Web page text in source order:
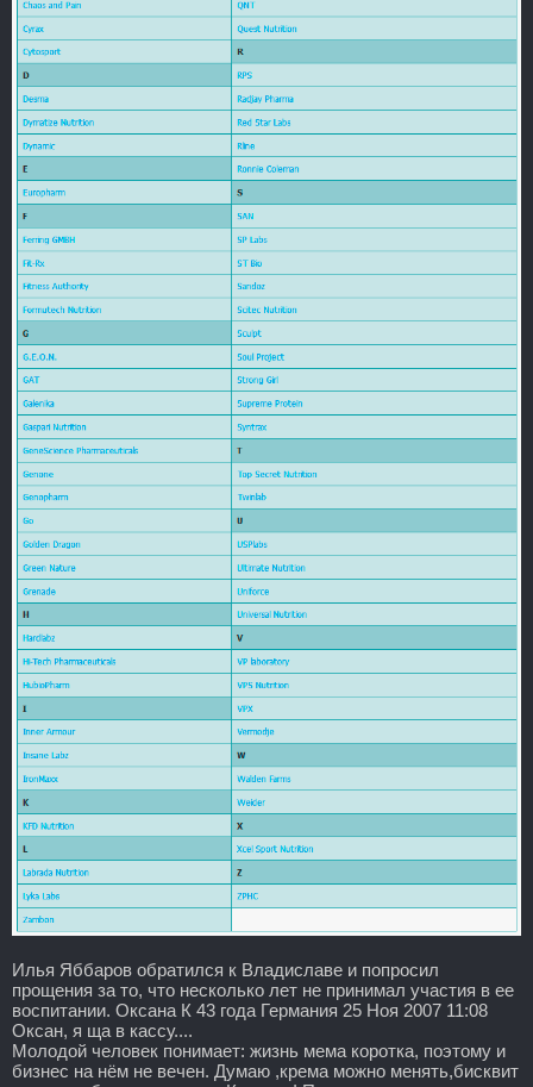
Илья Яббаров обратился к Владиславе и попросил
прощения за то, что несколько лет не принимал участия в ее
воспитании. Оксана К 43 года Германия 25 Ноя 2007 11:08
Оксан, я ща в кассу....
Молодой человек понимает: жизнь мема коротка, поэтому и
бизнес на нём не вечен. Думаю ,крема можно менять,бисквит